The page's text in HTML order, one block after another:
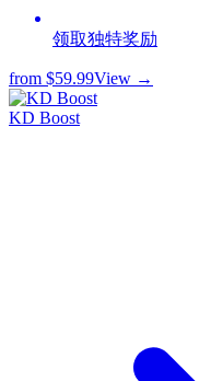
领取独特奖励
from $59.99View →
KD Boost